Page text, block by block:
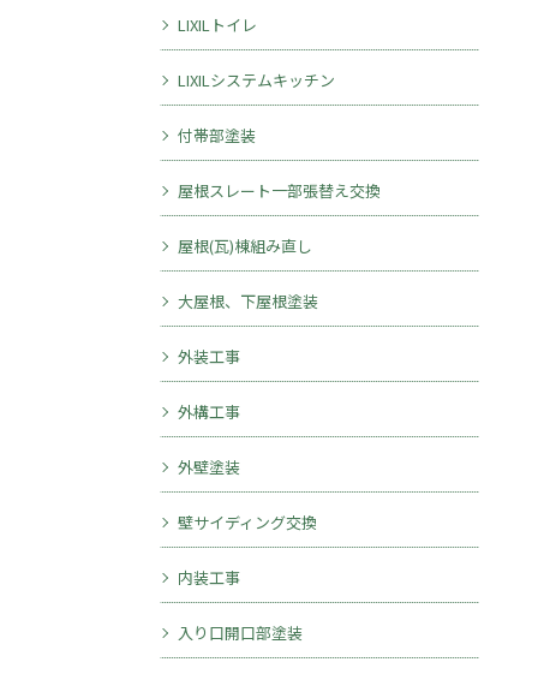
LIXILトイレ
LIXILシステムキッチン
付帯部塗装
屋根スレート一部張替え交換
屋根(瓦)棟組み直し
大屋根、下屋根塗装
外装工事
外構工事
外壁塗装
壁サイディング交換
内装工事
入り口開口部塗装